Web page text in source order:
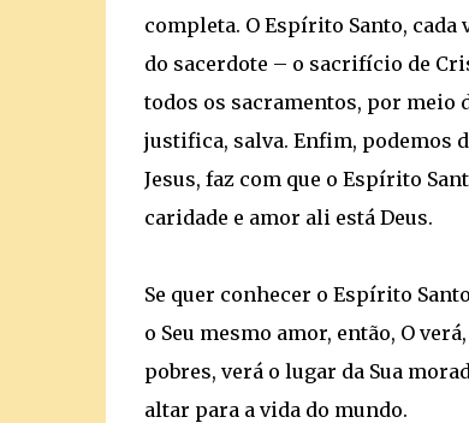
completa. O Espírito Santo,
do sacerdote – o sacrifício de
todos os sacramentos, por meio
justifica, salva. Enfim, podemos
Jesus, faz com que o Espírito
caridade e amor ali está Deus.
Se quer conhecer o Espírito
o Seu mesmo amor, então, O
pobres, verá o lugar da Sua
altar para a vida do mundo.